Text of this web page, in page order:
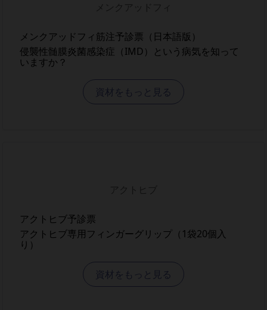
メンクアッドフィ筋注予診票（日本語版）
侵襲性髄膜炎菌感染症（IMD）という病気を知って
いますか？
資材をもっと見る
アクトヒブ予診票
アクトヒブ専用フィンガーグリップ（1袋20個入
り）
資材をもっと見る